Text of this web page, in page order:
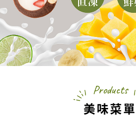
Products
美味菜單